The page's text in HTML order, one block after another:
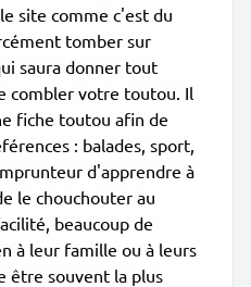
site comme c'est du
tomber sur
saura donner tout
combler votre toutou. Il
fiche toutou afin de
: balades, sport,
d'apprendre à
le chouchouter au
beaucoup de
à leur famille ou à leurs
être souvent la plus